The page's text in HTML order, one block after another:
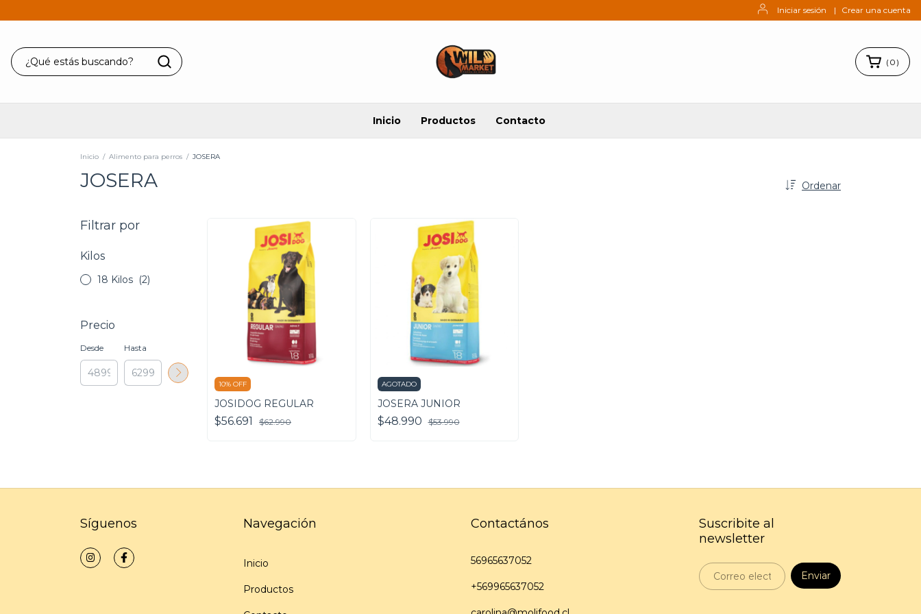
Iniciar sesión | Crear una cuenta
( 0 )
Inicio Productos Contacto
Inicio / Alimento para perros / JOSERA
JOSERA Ordenar
Filtrar por
Kilos
18 Kilos (2)
Precio
Desde Hasta
10% OFF
JOSIDOG REGULAR
$56.691 $62.990
AGOTADO
JOSERA JUNIOR
$48.990 $53.990
Síguenos Navegación
Inicio
Productos
Contactános
56965637052
+569965637052
Suscribite al
newsletter